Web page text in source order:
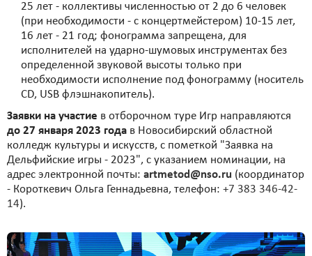
25 лет - коллективы численностью от 2 до 6 человек
(при необходимости - с концертмейстером) 10-15 лет,
16 лет - 21 год; фонограмма запрещена, для
исполнителей на ударно-шумовых инструментах без
определенной звуковой высоты только при
необходимости исполнение под фонограмму (носитель
CD, USB флэшнакопитель).
Заявки на участие в отборочном туре Игр направляются
до 27 января 2023 года в Новосибирский областной
колледж культуры и искусств, с пометкой "Заявка на
Дельфийские игры - 2023", с указанием номинации, на
адрес электронной почты: artmetod@nso.ru (координатор
- Короткевич Ольга Геннадьевна, телефон: +7 383 346-42-
14).